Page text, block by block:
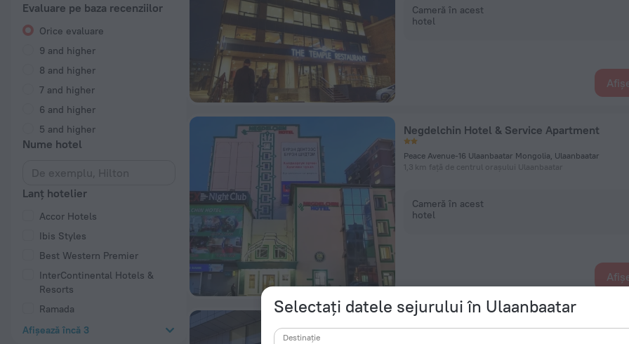
Selectați datele sejurului în Ulaanbaatar
Destinație
Evaluare pe baza recenziilor
Orice evaluare
9 and higher
8 and higher
7 and higher
6 and higher
5 and higher
Nume hotel
Lanț hotelier
Accor Hotels
Ibis Styles
Best Western Premier
InterContinental Hotels &
Resorts
Ramada
Afișează încă 3
Cameră în acest
hotel
Negdelchin Hotel & Service Apartment
Peace Avenue-16 Ulaanbaatar Mongolia, Ulaanbaatar
1,3 km față de centrul orașului Ulaanbaatar
Cameră în acest
hotel